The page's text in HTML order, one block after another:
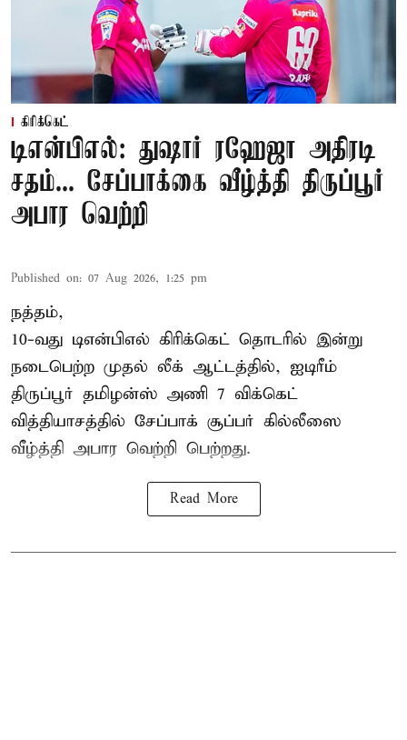
கிரிக்கெட்
டிஎன்பிஎல்: துஷார் ரஹேஜா அதிரடி
சதம்... சேப்பாக்கை வீழ்த்தி திருப்பூர்
அபார வெற்றி
Published on: 07 Aug 2026, 1:25 pm
நத்தம்,
10-வது டிஎன்பிஎல் கிரிக்கெட் தொடரில் இன்று
நடைபெற்ற முதல் லீக் ஆட்டத்தில், ஐடிரீம்
திருப்பூர் தமிழன்ஸ் அணி 7 விக்கெட்
வித்தியாசத்தில் சேப்பாக் சூப்பர் கில்லீஸை
வீழ்த்தி அபார வெற்றி பெற்றது.
Read More